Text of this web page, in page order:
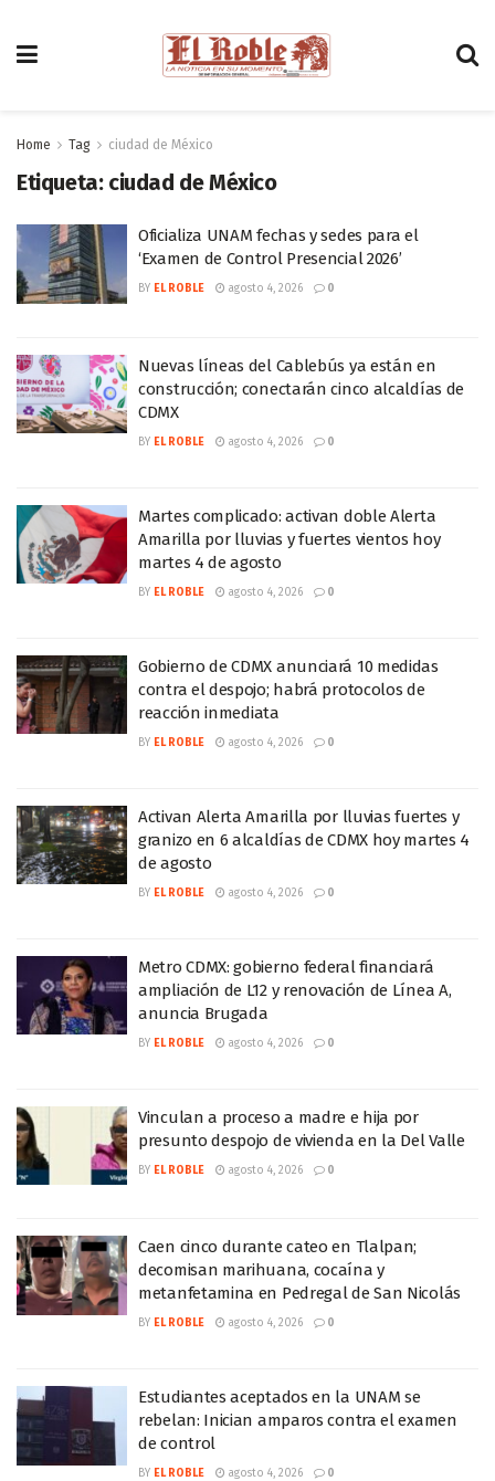
Home Tag ciudad de México
Etiqueta: ciudad de México
Oficializa UNAM fechas y sedes para el
‘Examen de Control Presencial 2026’
BY EL ROBLE agosto 4, 2026 0
Nuevas líneas del Cablebús ya están en
construcción; conectarán cinco alcaldías de
CDMX
BY EL ROBLE agosto 4, 2026 0
Martes complicado: activan doble Alerta
Amarilla por lluvias y fuertes vientos hoy
martes 4 de agosto
BY EL ROBLE agosto 4, 2026 0
Gobierno de CDMX anunciará 10 medidas
contra el despojo; habrá protocolos de
reacción inmediata
BY EL ROBLE agosto 4, 2026 0
Activan Alerta Amarilla por lluvias fuertes y
granizo en 6 alcaldías de CDMX hoy martes 4
de agosto
BY EL ROBLE agosto 4, 2026 0
Metro CDMX: gobierno federal financiará
ampliación de L12 y renovación de Línea A,
anuncia Brugada
BY EL ROBLE agosto 4, 2026 0
Vinculan a proceso a madre e hija por
presunto despojo de vivienda en la Del Valle
BY EL ROBLE agosto 4, 2026 0
Caen cinco durante cateo en Tlalpan;
decomisan marihuana, cocaína y
metanfetamina en Pedregal de San Nicolás
BY EL ROBLE agosto 4, 2026 0
Estudiantes aceptados en la UNAM se
rebelan: Inician amparos contra el examen
de control
BY EL ROBLE agosto 4, 2026 0